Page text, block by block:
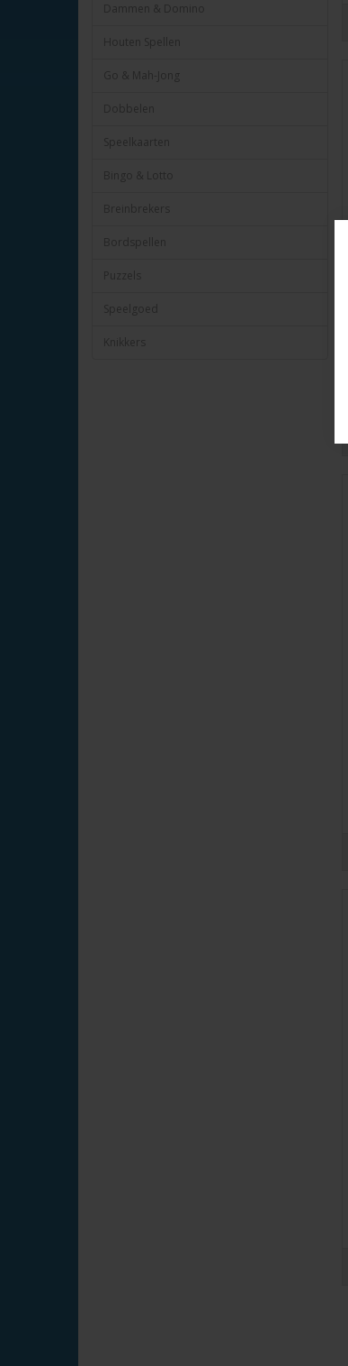
Dammen & Domino
Houten Spellen
Go & Mah-Jong
Dobbelen
Speelkaarten
Bingo & Lotto
Breinbrekers
Bordspellen
Puzzels
Speelgoed
Knikkers